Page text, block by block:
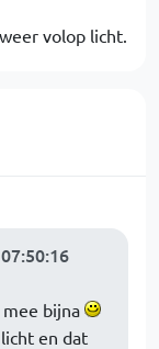
volop licht.
bijna
en dat